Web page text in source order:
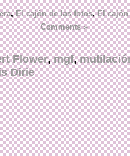
,El cajón de las fotos,El cajón
Comments »
Flower,mgf,
Dirie